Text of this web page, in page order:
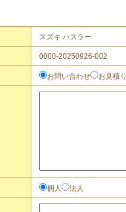
スズキ ハスラー
0000-20250926-002
お問い合わせ お見積り
個人 法人